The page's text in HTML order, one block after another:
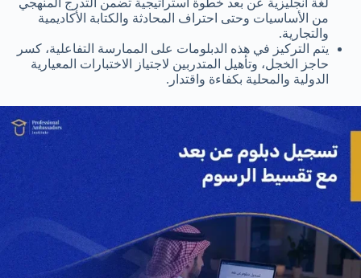
لغة انجليزية عن بعد خطوة استراتيجية تضمن التدرج المنهجي
من الأساسيات وحتى احتراف المحادثة والكتابة الأكاديمية
والتجارية.
يتم التركيز في هذه الدبلومات على الممارسة التفاعلية، كسر
حاجز الخجل، وتأهيل المتدربين لاجتياز الاختبارات المعيارية
الدولية والمحلية بكفاءة واقتدار.